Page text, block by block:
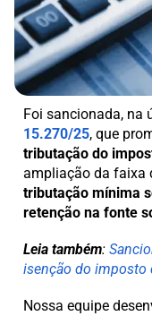
Foi sancionada, na
15.270/25, que
tributação do
ampliação da faixa
tributação mínima
retenção na fonte
Leia também:
isenção do imposto
Nossa equipe